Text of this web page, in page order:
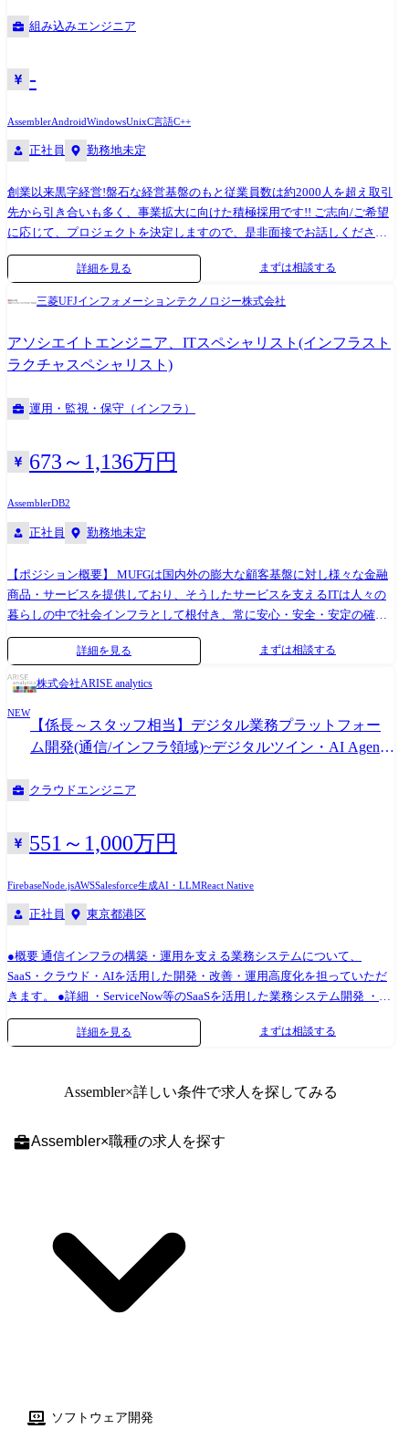
ェア開発のためのクロスコンパイル環境 AI開発のための量子化、コンパ
組み込みエンジニア
-
AssemblerAndroidWindowsUnixC言語C++
正社員 勤務地未定
創業以来黒字経営!盤石な経営基盤のもと従業員数は約2000人を超え取引
先から引き合いも多く、事業拡大に向けた積極採用です!! ご志向/ご希望
に応じて、プロジェクトを決定しますので、是非面接でお話しください!
取引企業 自動車メーカー、製造メーカー、鉄道会社、航空会社、官公
庁、流通 等 開発環境 使用OS: Linux、UNIX、Windows、μITRON、メー
カ独自OS 等 使用言語:C、 C++、C#、Visual Studio、VC++、Python、
タルカメラ開発 ●複合機開発 ●駅務機器システム開発 ●航空機器システム
開発 ●POSシステム開発 など多数案件あり ※2~7名のチーム体制での就
PM/PL ●システム設計・実装 SE/PG ●システムテスト TS ※ご志向・
手企業でのプロジェクトを前提としています。
詳細を見る まずは相談する
三菱UFJインフォメーションテクノロジー株式会社
アソシエイトエンジニア、ITスペシャリスト(インフラスト
ラクチャスペシャリスト)
運用・監視・保守（インフラ）
673～1,136万円
AssemblerDB2
正社員 勤務地未定
【ポジション概要】 MUFGは国内外の膨大な顧客基盤に対し様々な金融
商品・サービスを提供しており、そうしたサービスを支えるITは人々の
暮らしの中で社会インフラとして根付き、常に安心・安全・安定の確保
が求められています。 数ある銀行システムの中でも最重要となる勘定系
システムをメインフレーム上で稼働させており、そのシステム稼働の安
心・安全・安定を支える業務となるため、まさに社会に大きく貢献でき
るポジションです。 【業務内容】 (雇入れ直後) MUFGグループ各社から
受託したIBMホストシステムに関わる以下の業務をご担当頂きます。 基
本的に内製開発をしているため、システム実装レベルでのスキルを発揮
し開発をリードしていただきます。 ・ハードウェア、z/OS及び関連ソフ
ージ・ソフトウェアの企画・開発・保守・管理 ・外部センター(統合
管理 ・オンライン連携基盤システムに関する企画・開発・保守・管理 ・
ホスト運用システムに関する企画・開発・保守・管理 (変更の範囲) 会社
きます。 【配属想定部署】 エンタープライズコンピューティング本部
ン部、 コアバンキングインフラ部のいずれか) 【配属想定部署の人員
構成】 当社社員およびベンダー各社から常駐いただいているエンジニア
を合わせて120名以上の組織です。 【おもな関係者】 ベンダー各社・外
部団体に加え、社内各部署、三菱UFJ銀行をはじめとするグループ企業等
と広く関わります。 トップ・マネジメントから個々のチームメンバーま
更改、ソフトウェアレベルアップ、開発・保守のモダナイゼーション等
詳細を見る まずは相談する
株式会社ARISE analytics
NEW
【係長～スタッフ相当】デジタル業務プラットフォー
ム開発(通信/インフラ領域)~デジタルツイン・AI Agent
クラウドエンジニア
551～1,000万円
FirebaseNode.jsAWSSalesforce生成AI・LLMReact Native
正社員 東京都港区
●概要 通信インフラの構築・運用を支える業務システムについて、
SaaS・クラウド・AIを活用した開発・改善・運用高度化を担っていただ
きます。 ●詳細 ・ServiceNow等のSaaSを活用した業務システム開発 ・AI
Agentを活用した申請、設計、運用、問い合わせ対応などの業務効率化
・既存システムのクラウド移行、データ連携、API設計、運用改善 ・
詳細を見る まずは相談する
Assembler×詳しい条件で求人を探してみる
Assembler×職種の求人を探す
ソフトウェア開発